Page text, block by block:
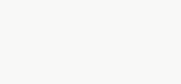
по всем тестам семена
лет до этого. Так что
сеять и после нее, при